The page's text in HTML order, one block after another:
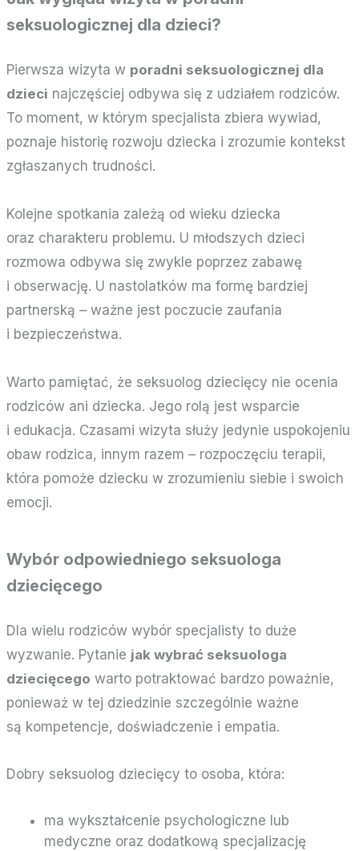
seksuologicznej dla dzieci?
Pierwsza wizyta w poradni seksuologicznej dla
dzieci najczęściej odbywa się z udziałem rodziców.
To moment, w którym specjalista zbiera wywiad,
poznaje historię rozwoju dziecka i zrozumie kontekst
zgłaszanych trudności.
Kolejne spotkania zależą od wieku dziecka
oraz charakteru problemu. U młodszych dzieci
rozmowa odbywa się zwykle poprzez zabawę
i obserwację. U nastolatków ma formę bardziej
partnerską – ważne jest poczucie zaufania
i bezpieczeństwa.
Warto pamiętać, że seksuolog dziecięcy nie ocenia
rodziców ani dziecka. Jego rolą jest wsparcie
i edukacja. Czasami wizyta służy jedynie uspokojeniu
obaw rodzica, innym razem – rozpoczęciu terapii,
która pomoże dziecku w zrozumieniu siebie i swoich
emocji.
Wybór odpowiedniego seksuologa
dziecięcego
Dla wielu rodziców wybór specjalisty to duże
wyzwanie. Pytanie jak wybrać seksuologa
dziecięcego warto potraktować bardzo poważnie,
ponieważ w tej dziedzinie szczególnie ważne
są kompetencje, doświadczenie i empatia.
Dobry seksuolog dziecięcy to osoba, która:
ma wykształcenie psychologiczne lub
medyczne oraz dodatkową specjalizację